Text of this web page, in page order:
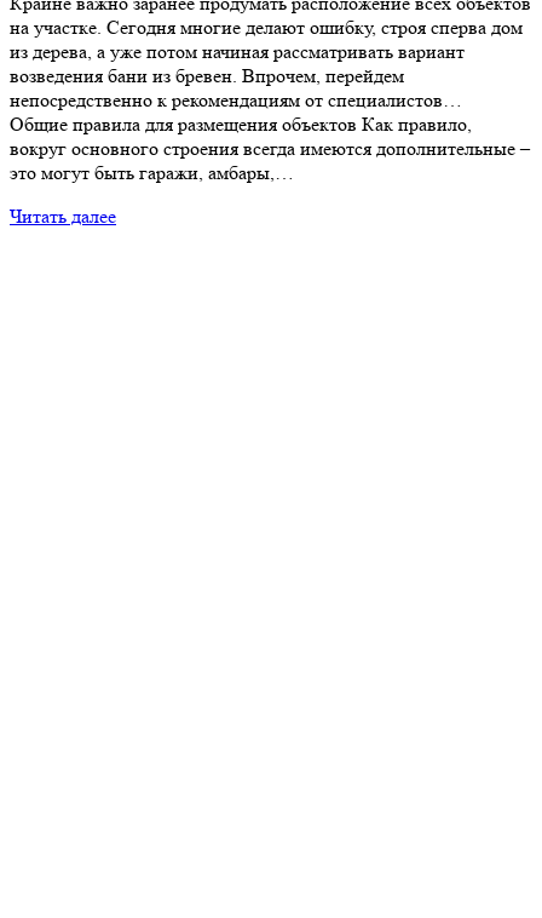
на участке. Сегодня многие делают ошибку, строя сперва дом
из дерева, а уже потом начиная рассматривать вариант
возведения бани из бревен. Впрочем, перейдем
непосредственно к рекомендациям от специалистов…
Общие правила для размещения объектов Как правило,
вокруг основного строения всегда имеются дополнительные –
это могут быть гаражи, амбары,…
Читать далее